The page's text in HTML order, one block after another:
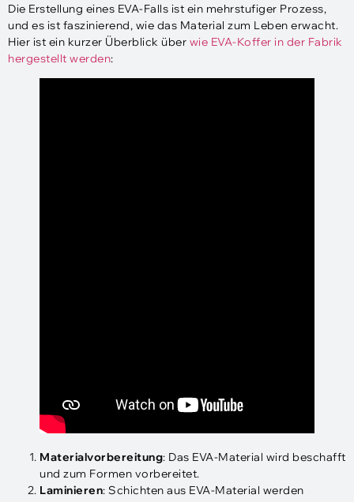
Die Erstellung eines EVA-Falls ist ein mehrstufiger Prozess,
und es ist faszinierend, wie das Material zum Leben erwacht.
Hier ist ein kurzer Überblick über wie EVA-Koffer in der Fabrik
hergestellt werden:
Materialvorbereitung: Das EVA-Material wird beschafft
und zum Formen vorbereitet.
Laminieren: Schichten aus EVA-Material werden